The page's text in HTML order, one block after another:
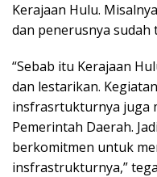
Kerajaan Hulu.
dan penerusnya sudah
“Sebab itu Kerajaan
dan lestarikan.
insfrasrtukturnya juga
Pemerintah Daerah.
berkomitmen untuk
insfrastrukturnya,”